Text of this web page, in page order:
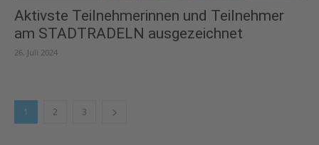
Aktivste Teilnehmerinnen und Teilnehmer
am STADTRADELN ausgezeichnet
26. Juli 2024
1 2 3